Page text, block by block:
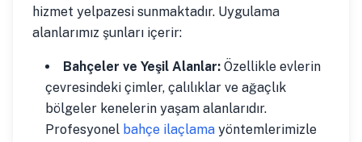
hizmet yelpazesi sunmaktadır. Uygulama
alanlarımız şunları içerir:
Bahçeler ve Yeşil Alanlar: Özellikle evlerin
çevresindeki çimler, çalılıklar ve ağaçlık
bölgeler kenelerin yaşam alanlarıdır.
Profesyonel bahçe ilaçlama yöntemlerimizle